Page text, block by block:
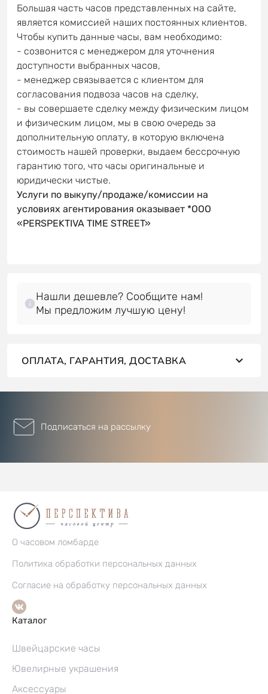
Большая часть часов представленных на сайте,
является комиссией наших постоянных клиентов.
Чтобы купить данные часы, вам необходимо:
- созвонится с менеджером для уточнения
доступности выбранных часов,
- менеджер связывается с клиентом для
согласования подвоза часов на сделку,
- вы совершаете сделку между физическим лицом
и физическим лицом, мы в свою очередь за
дополнительную оплату, в которую включена
стоимость нашей проверки, выдаем бессрочную
гарантию того, что часы оригинальные и
юридически чистые.
Услуги по выкупу/продаже/комиссии на
условиях агентирования оказывает *OOO
«PERSPEKTIVA TIME STREET»
Нашли дешевле? Сообщите нам!
Мы предложим лучшую цену!
ОПЛАТА, ГАРАНТИЯ, ДОСТАВКА
Подписаться на рассылку
О часовом ломбарде
Политика обработки персональных данных
Согласие на обработку персональных данных
Каталог
Швейцарские часы
Ювелирные украшения
Аксессуары